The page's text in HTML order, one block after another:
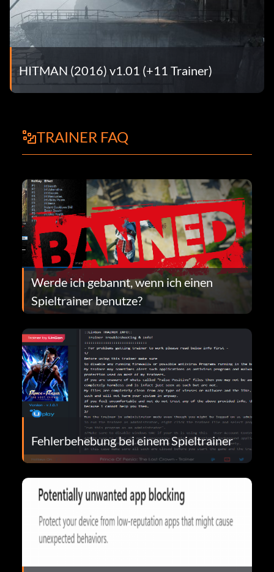
HITMAN (2016) v1.01 (+11 Trainer)
TRAINER FAQ
Werde ich gebannt, wenn ich einen
Spieltrainer benutze?
Fehlerbehebung bei einem Spieltrainer